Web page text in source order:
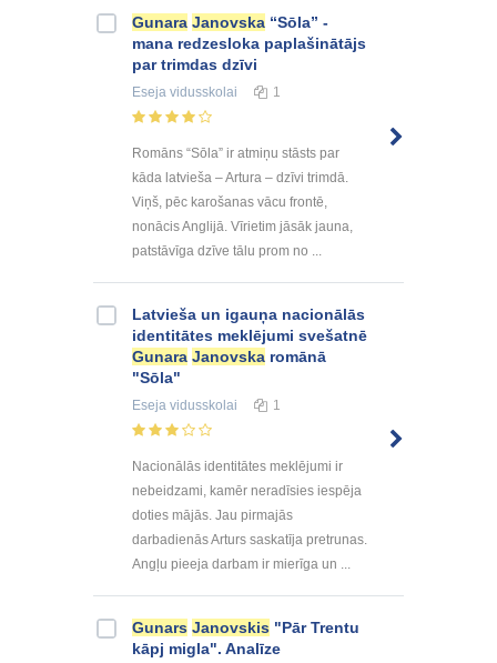
Gunara Janovska “Sōla” -
mana redzesloka paplašinātājs
par trimdas dzīvi
Eseja vidusskolai 1
Romāns “Sōla” ir atmiņu stāsts par
kāda latvieša – Artura – dzīvi trimdā.
Viņš, pēc karošanas vācu frontē,
nonācis Anglijā. Vīrietim jāsāk jauna,
patstāvīga dzīve tālu prom no ...
Latvieša un igauņa nacionālās
identitātes meklējumi svešatnē
Gunara Janovska romānā
"Sōla"
Eseja vidusskolai 1
Nacionālās identitātes meklējumi ir
nebeidzami, kamēr neradīsies iespēja
doties mājās. Jau pirmajās
darbadienās Arturs saskatīja pretrunas.
Angļu pieeja darbam ir mierīga un ...
Gunars Janovskis "Pār Trentu
kāpj migla". Analīze